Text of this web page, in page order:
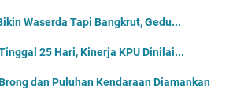
Waserda Tapi Bangkrut, Gedu...
25 Hari, Kinerja KPU Dinilai...
dan Puluhan Kendaraan Diamankan